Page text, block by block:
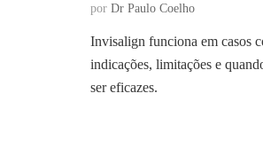
por Dr Paulo Coelho
Invisalign funciona em casos
indicações, limitações e
ser eficazes.